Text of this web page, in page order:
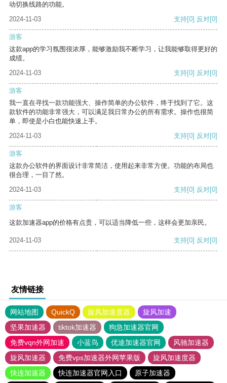
动切换线路的功能。
2024-11-03
支持[0] 反对[0]
游客
这款app的学习氛围很浓厚，能够激励我不断学习，让我能够取得更好的
成绩。
2024-11-03
支持[0] 反对[0]
游客
我一直在寻找一款功能强大、操作简单的办公软件，终于找到了它。这
款软件的功能非常强大，可以满足我日常办公的所有需求。操作也很简
单，即使是小白也能快速上手。
2024-11-03
支持[0] 反对[0]
游客
这款办公软件的界面设计非常简洁，使用起来非常方便。功能的布局也
很合理，一目了然。
2024-11-03
支持[0] 反对[0]
游客
这款加速器app的价格有点贵，可以适当降低一些，这样会更加亲民。
2024-11-03 支持[0] 反对[0]
友情链接
网站地图 QuickQ 旋风加速度器
旋风加速
坚果加速器
tiktok加速器
狗急加速器官网
免费vqn外网加速
小蓝鸟 优途加速器官网
风驰加速器
旋风加速器
免费vps加速器外网苹果版
旋风加速度器
快连加速器
快连加速器官网入口 原子加速器